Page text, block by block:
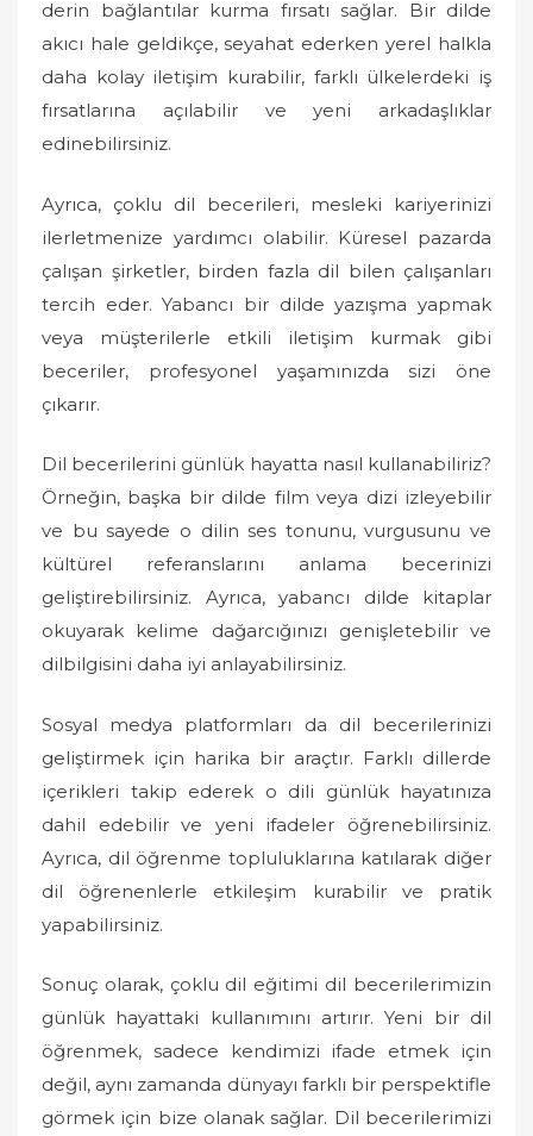
derin bağlantılar kurma fırsatı sağlar. Bir dilde
akıcı hale geldikçe, seyahat ederken yerel halkla
daha kolay iletişim kurabilir, farklı ülkelerdeki iş
fırsatlarına açılabilir ve yeni arkadaşlıklar
edinebilirsiniz.
Ayrıca, çoklu dil becerileri, mesleki kariyerinizi
ilerletmenize yardımcı olabilir. Küresel pazarda
çalışan şirketler, birden fazla dil bilen çalışanları
tercih eder. Yabancı bir dilde yazışma yapmak
veya müşterilerle etkili iletişim kurmak gibi
beceriler, profesyonel yaşamınızda sizi öne
çıkarır.
Dil becerilerini günlük hayatta nasıl kullanabiliriz?
Örneğin, başka bir dilde film veya dizi izleyebilir
ve bu sayede o dilin ses tonunu, vurgusunu ve
kültürel referanslarını anlama becerinizi
geliştirebilirsiniz. Ayrıca, yabancı dilde kitaplar
okuyarak kelime dağarcığınızı genişletebilir ve
dilbilgisini daha iyi anlayabilirsiniz.
Sosyal medya platformları da dil becerilerinizi
geliştirmek için harika bir araçtır. Farklı dillerde
içerikleri takip ederek o dili günlük hayatınıza
dahil edebilir ve yeni ifadeler öğrenebilirsiniz.
Ayrıca, dil öğrenme topluluklarına katılarak diğer
dil öğrenenlerle etkileşim kurabilir ve pratik
yapabilirsiniz.
Sonuç olarak, çoklu dil eğitimi dil becerilerimizin
günlük hayattaki kullanımını artırır. Yeni bir dil
öğrenmek, sadece kendimizi ifade etmek için
değil, aynı zamanda dünyayı farklı bir perspektifle
görmek için bize olanak sağlar. Dil becerilerimizi